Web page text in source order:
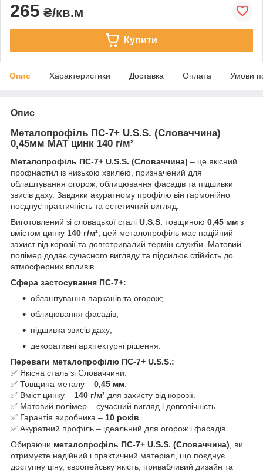
265 ₴/кв.м
Купити
Опис Характеристики Доставка Оплата Умови
Опис
Металопрофіль ПС-7+ U.S.S. (Словаччина)
0,45мм МАТ цинк 140 г/м²
Металопрофіль ПС-7+ U.S.S. (Словаччина) – це якісний
профнастил із низькою хвилею, призначений для
облаштування огорож, облицювання фасадів та підшивки
звисів даху. Завдяки акуратному профілю він гармонійно
поєднує практичність та естетичний вигляд.
Виготовлений зі словацької сталі U.S.S. товщиною 0,45 мм з
вмістом цинку 140 г/м² , цей металопрофіль має надійний
захист від корозії та довготривалий термін служби. Матовий
полімер додає сучасного вигляду та підсилює стійкість до
атмосферних впливів.
Сфера застосування ПС-7+:
облаштування парканів та огорож;
облицювання фасадів;
підшивка звисів даху;
декоративні архітектурні рішення.
Переваги металопрофілю ПС-7+ U.S.S.:
✅ Якісна сталь зі Словаччини.
✅ Товщина металу – 0,45 мм
✅ Вміст цинку – 140 г/м² для захисту від корозії.
✅ Матовий полімер – сучасний вигляд і довговічність.
✅ Гарантія виробника – 10 років
✅ Акуратний профіль – ідеальний для огорож і фасадів.
Обираючи металопрофіль ПС-7+ U.S.S. (Словаччина) , ви
отримуєте надійний і практичний матеріал, що поєднує
доступну ціну, європейську якість, привабливий дизайн та